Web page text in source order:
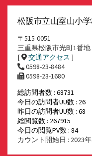
松阪市立山室山小
〒515-0051
三重県松阪市光町1番地
[
交通アクセス ]
0598-23-8484
0598-23-1680
総訪問者数 : 68731
今日の訪問者UU数 : 26
昨日の訪問者UU数 : 68
総閲覧数 : 267915
今日の閲覧PV数 : 84
カウント開始日 : 2023